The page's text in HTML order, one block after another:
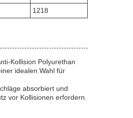
1218
Kollision Polyurethan
idealen Wahl für
absorbiert und
vor Kollisionen erfordern.